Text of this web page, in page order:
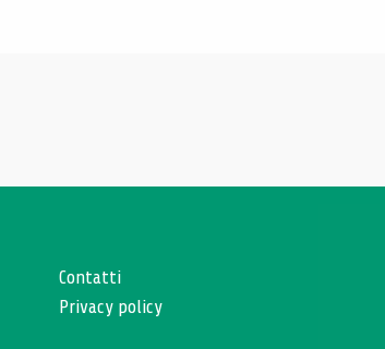
Contatti
Privacy policy